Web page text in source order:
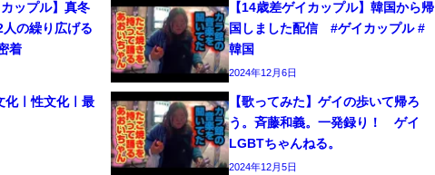
ップル】真冬
の繰り広げる
着
【14歳差ゲイカップル】韓国から帰
国しました配信 #ゲイカップル #
韓国
2024年12月6日
化ㅣ性文化ㅣ最
【歌ってみた】ゲイの歩いて帰ろ
う。斉藤和義。一発録り！ ゲイ
LGBTちゃんねる。
2024年12月5日